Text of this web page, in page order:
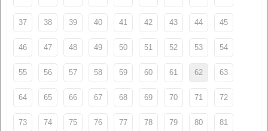
37 38 39 40 41 42 43 44 45
46 47 48 49 50 51 52 53 54
55 56 57 58 59 60 61 62 63
64 65 66 67 68 69 70 71 72
73 74 75 76 77 78 79 80 81